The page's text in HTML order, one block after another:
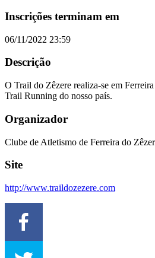
Inscrições terminam em
06/11/2022 23:59
Descrição
O Trail do Zêzere realiza-se em
Trail Running do nosso país.
Organizador
Clube de Atletismo de Ferreira do
Site
http://www.traildozezere.com